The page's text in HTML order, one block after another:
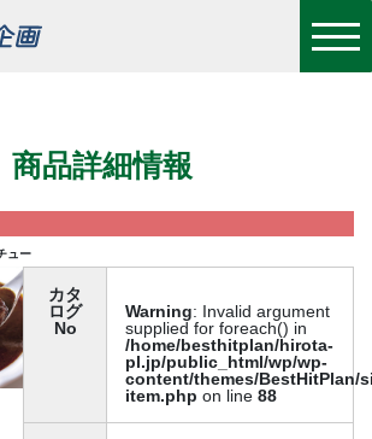
商品詳細情報
ュー
カタ
ログ
No
Warning: Invalid argument
supplied for foreach() in
/home/besthitplan/hirota-
pl.jp/public_html/wp/wp-
content/themes/BestHitPlan/
item.php on line88